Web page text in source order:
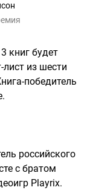
книг будет
из шести
победитель
российского
с братом
Playrix.